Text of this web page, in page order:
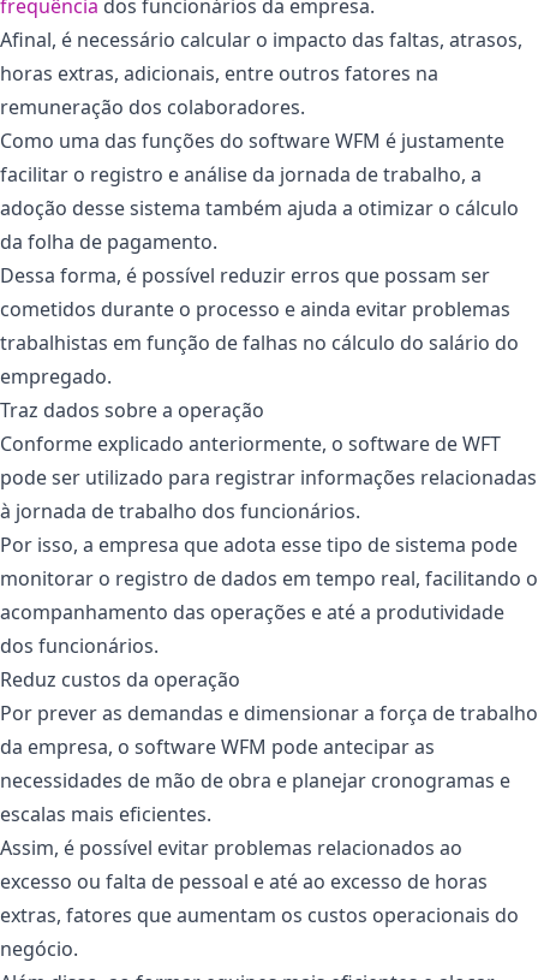
frequência dos funcionários da empresa.
Afinal, é necessário calcular o impacto das faltas, atrasos,
horas extras, adicionais, entre outros fatores na
remuneração dos colaboradores.
Como uma das funções do software WFM é justamente
facilitar o registro e análise da jornada de trabalho, a
adoção desse sistema também ajuda a otimizar o cálculo
da folha de pagamento.
Dessa forma, é possível reduzir erros que possam ser
cometidos durante o processo e ainda evitar problemas
trabalhistas em função de falhas no cálculo do salário do
empregado.
Traz dados sobre a operação
Conforme explicado anteriormente, o software de WFT
pode ser utilizado para registrar informações relacionadas
à jornada de trabalho dos funcionários.
Por isso, a empresa que adota esse tipo de sistema pode
monitorar o registro de dados em tempo real, facilitando o
acompanhamento das operações e até a produtividade
dos funcionários.
Reduz custos da operação
Por prever as demandas e dimensionar a força de trabalho
da empresa, o software WFM pode antecipar as
necessidades de mão de obra e planejar cronogramas e
escalas mais eficientes.
Assim, é possível evitar problemas relacionados ao
excesso ou falta de pessoal e até ao excesso de horas
extras, fatores que aumentam os custos operacionais do
negócio.